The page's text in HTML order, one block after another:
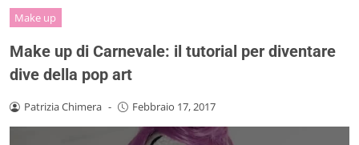
Make up
Make up di Carnevale: il tutorial per diventare
dive della pop art
Patrizia Chimera - Febbraio 17, 2017